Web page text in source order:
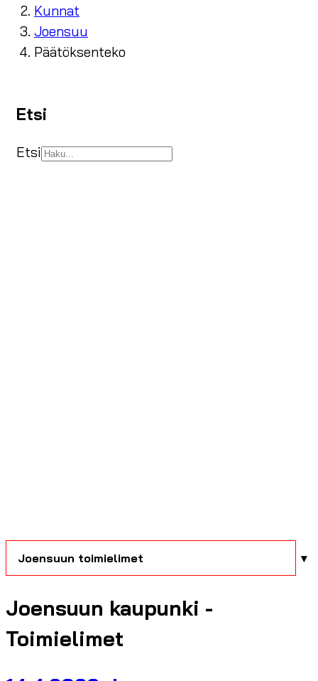
Kunnat
Joensuu
Päätöksenteko
Etsi
Etsi
Joensuun toimielimet
Joensuun kaupunki -
Toimielimet